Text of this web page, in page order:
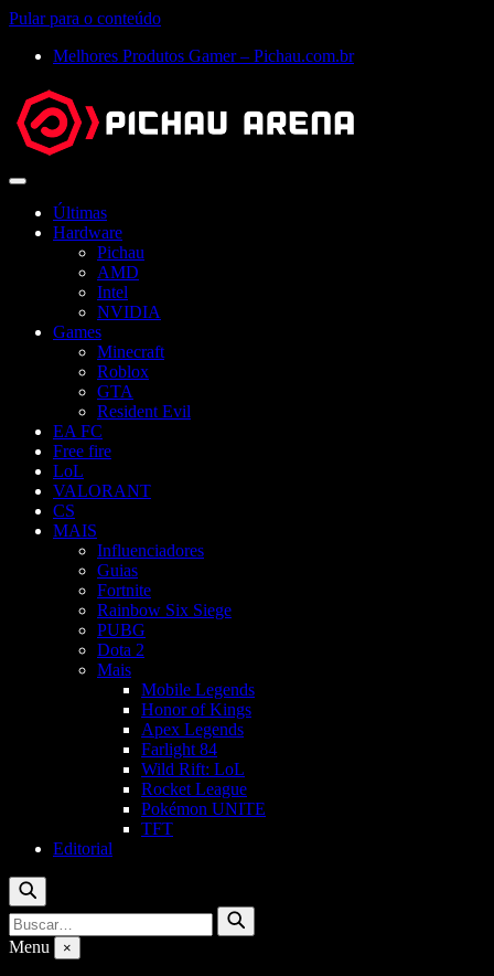
Pular para o conteúdo
Melhores Produtos Gamer – Pichau.com.br
Abrir
Últimas
Hardware
Pichau
AMD
Intel
NVIDIA
Games
Minecraft
Roblox
GTA
Resident Evil
EA FC
Free fire
LoL
VALORANT
CS
MAIS
Influenciadores
Guias
Fortnite
Rainbow Six Siege
PUBG
Dota 2
Mais
Mobile Legends
Honor of Kings
Apex Legends
Farlight 84
Wild Rift: LoL
Rocket League
Pokémon UNITE
TFT
Editorial
Buscar
Buscar
por:
Buscar
Menu ×